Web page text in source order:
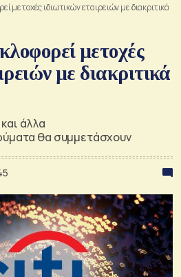
μετοχές ιδιωτικών εταιρειών με διακριτικά
μετοχές
με διακριτικά
άλλα
θα συμμετάσχουν